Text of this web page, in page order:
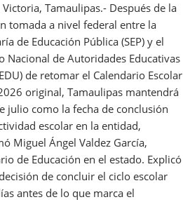
Victoria, Tamaulipas.- Después de la
tomada a nivel federal entre la
de Educación Pública (SEP) y el
Nacional de Autoridades Educativas
de retomar el Calendario Escolar
original, Tamaulipas mantendrá
julio como la fecha de conclusión
escolar en la entidad,
Miguel Ángel Valdez García,
de Educación en el estado. Explicó
de concluir el ciclo escolar
antes de lo que marca el